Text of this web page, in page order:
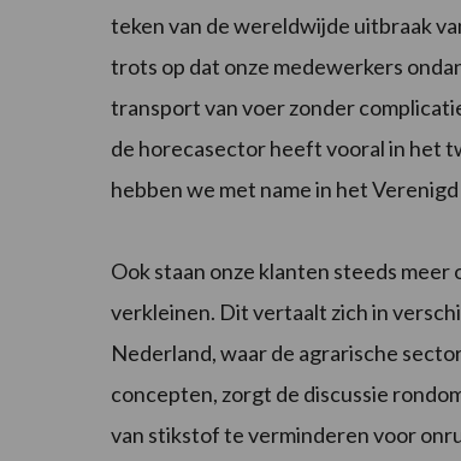
teken van de wereldwijde uitbraak
trots op dat onze medewerkers
transport van voer zonder
de horecasector heeft vooral in het
hebben we met name in het
Ook staan onze klanten steeds meer
verkleinen. Dit vertaalt zich in
Nederland, waar de agrarische
concepten, zorgt de discussie
van stikstof te verminderen voor